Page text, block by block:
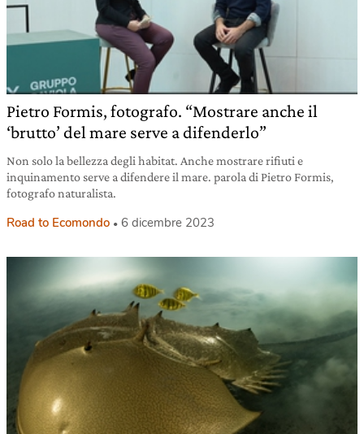
Pietro Formis, fotografo. “Mostrare anche il
‘brutto’ del mare serve a difenderlo”
Non solo la bellezza degli habitat. Anche mostrare rifiuti e
inquinamento serve a difendere il mare. parola di Pietro Formis,
fotografo naturalista.
Road to Ecomondo 6 dicembre 2023